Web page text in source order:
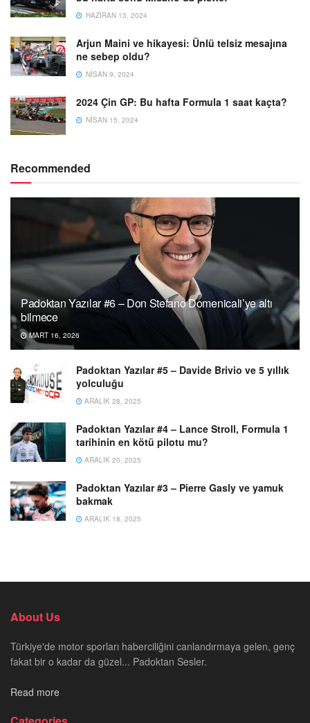
HAZIRAN 13, 2024
Arjun Maini ve hikayesi: Ünlü telsiz mesajına
ne sebep oldu?
NISAN 9, 2024
2024 Çin GP: Bu hafta Formula 1 saat kaçta?
NISAN 15, 2024
Recommended
Padoktan Yazılar #6 – Don Stefano Domenicali’ye altı
bilmece
MART 16, 2026
Padoktan Yazılar #5 – Davide Brivio ve 5 yıllık
yolculuğu
ARALIK 28, 2025
Padoktan Yazılar #4 – Lance Stroll, Formula 1
tarihinin en kötü pilotu mu?
ARALIK 20, 2025
Padoktan Yazılar #3 – Pierre Gasly ve yamuk
bakmak
ARALIK 18, 2025
About Us
Türkiye'de motor sporları haberciliğini canlandırmaya gelen, genç
fakat bir o kadar da güzel... Padoktan Sesler.
Read more